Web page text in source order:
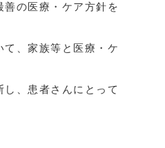
の医療・ケア方針を
、家族等と医療・ケ
、患者さんにとって